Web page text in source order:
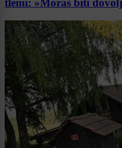
tlemi: »Moraš biti